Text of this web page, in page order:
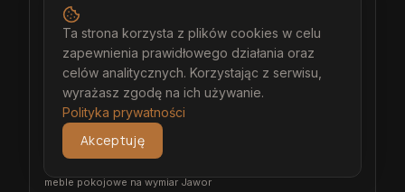
meble na wymiar Jawor
stolarz Jawor
kuchnia na wymiar Jawor
szafa na wymiar Jawor
garderoba na wymiar Jawor
wiatrołap na wymiar Jawor
meble łazienkowe na wymiar Jawor
meble pokojowe na wymiar Jawor
Ta strona korzysta z plików cookies w celu
zapewnienia prawidłowego działania oraz
celów analitycznych. Korzystając z serwisu,
wyrażasz zgodę na ich używanie.
Polityka prywatności
Akceptuję